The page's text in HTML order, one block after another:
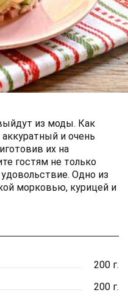
из моды. Как
и очень
их на
гостям не только
Одно из
морковью, курицей и
200 г.
200 г.